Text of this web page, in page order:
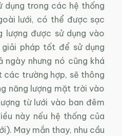
dụng trong các hệ thống
lưới, có thể được sạc
lượng được sử dụng vào
pháp tốt để sử dụng
nhưng nó cũng khá
các trường hợp, sẽ thông
năng lượng mặt trời vào
từ lưới vào ban đêm
này nếu hệ thống của
May mắn thay, nhu cầu